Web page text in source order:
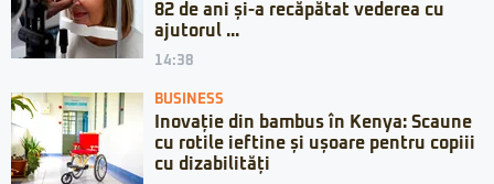
82 de ani și-a recăpătat vederea cu
ajutorul ...
14:38
BUSINESS
Inovație din bambus în Kenya: Scaune
cu rotile ieftine și ușoare pentru copiii
cu dizabilități